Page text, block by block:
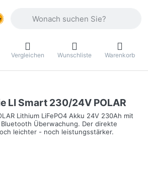
Vergleichen Wunschliste Warenkorb
LI Smart 230/24V POLAR
Lithium LiFePO4 Akku 24V 230Ah mit
Überwachung. Der direkte
leichter - noch leistungsstärker.